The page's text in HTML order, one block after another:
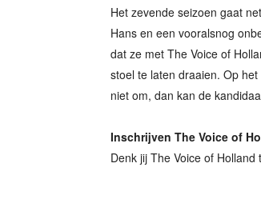
Het zevende seizoen gaat
Hans en een vooralsnog
dat ze met The Voice of
stoel te laten draaien. Op
niet om, dan kan de
Inschrijven The Voice of
Denk jij The Voice of Holland